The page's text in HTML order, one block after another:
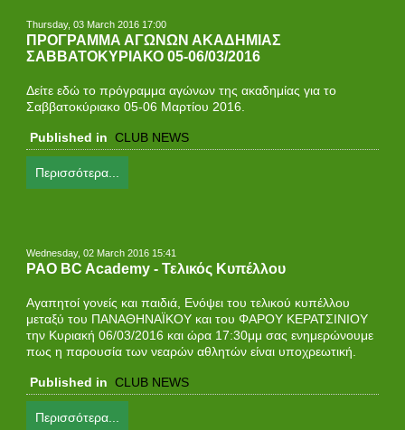
Thursday, 03 March 2016 17:00
ΠΡΟΓΡΑΜΜΑ ΑΓΩΝΩΝ ΑΚΑΔΗΜΙΑΣ
ΣΑΒΒΑΤΟΚΥΡΙΑΚΟ 05-06/03/2016
Δείτε εδώ το πρόγραμμα αγώνων της ακαδημίας για τo
Σαββατοκύριακο 05-06 Μαρτίου 2016.
Published in CLUB NEWS
Περισσότερα...
Wednesday, 02 March 2016 15:41
PAO BC Academy - Τελικός Κυπέλλου
Αγαπητοί γονείς και παιδιά, Ενόψει του τελικού κυπέλλου
μεταξύ του ΠΑΝΑΘΗΝΑΪΚΟΥ και του ΦΑΡΟΥ ΚΕΡΑΤΣΙΝΙΟΥ
την Κυριακή 06/03/2016 και ώρα 17:30μμ σας ενημερώνουμε
πως η παρουσία των νεαρών αθλητών είναι υποχρεωτική.
Published in CLUB NEWS
Περισσότερα...